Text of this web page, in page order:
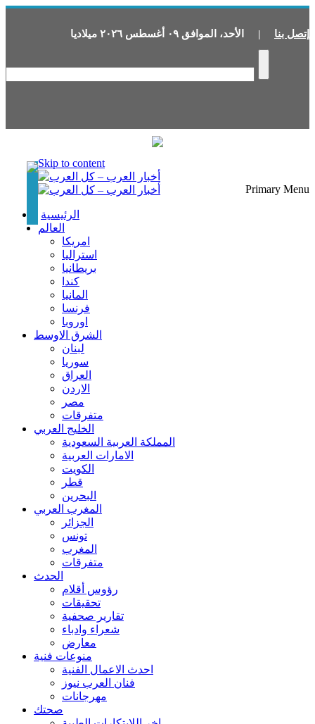
إتصل بنا | الأحد، الموافق ٠٩ أغسطس ٢٠٢٦ ميلاديا
Skip to content
Primary Menu
الرئيسية
العالم
امريكا
استراليا
بريطانيا
كندا
المانيا
فرنسا
اوروبا
الشرق الاوسط
لبنان
سوريا
العراق
الاردن
مصر
متفرقات
الخليج العربي
المملكة العربية السعودية
الامارات العربية
الكويت
قطر
البحرين
المغرب العربي
الجزائر
تونس
المغرب
متفرقات
الحدث
رؤوس أقلام
تحقيقات
تقارير صحفية
شعراء وادباء
معارض
منوعات فنية
احدث الاعمال الفنية
فنان العرب نيوز
مهرجانات
صحتك